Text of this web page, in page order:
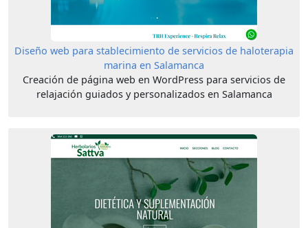
Diseño web para stablecimiento de servicios de haloterapia
marina en Salamanca
Creación de página web en WordPress para servicios de
relajación guiados y personalizados en Salamanca